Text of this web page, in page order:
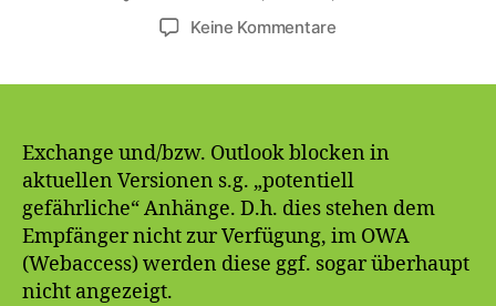
Keine Kommentarezu
und
Webaccess
(OWA)
Exchange und/bzw. Outlook blocken in
aktuellen Versionen s.g. „potentiell
gefährliche“ Anhänge. D.h. dies stehen dem
Empfänger nicht zur Verfügung, im OWA
(Webaccess) werden diese ggf. sogar überhaupt
nicht angezeigt.